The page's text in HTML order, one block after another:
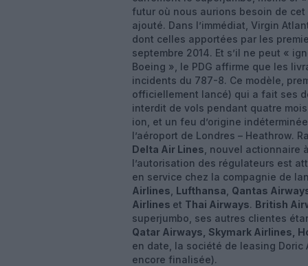
futur où nous aurions besoin de
ajouté. Dans l’immédiat, Virgin
dont celles apportées par les
septembre 2014. Et s’il ne peut «
Boeing », le PDG affirme que les
incidents du 787-8. Ce modèle,
officiellement lancé) qui a fait ses
interdit de vols pendant quatre
ion, et un feu d’origine
l’aéroport de Londres – Heathrow.
Delta Air Lines , nouvel actionnaire
l’autorisation des régulateurs est
en service chez la compagnie de
Airlines Lufthansa Qantas
Airlines et Thai Airways. British
superjumbo, ses autres clientes
Qatar Airways, Skymark Airlines,
en date, la société de leasing Doric
encore finalisée).